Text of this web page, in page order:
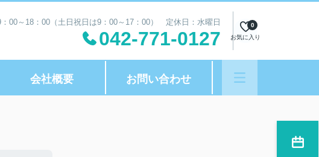
00～18：00（土日祝日は9：00～17：00） 定休日：水曜日
042-771-0127 お気に入り
0
会社概要 お問い合わせ